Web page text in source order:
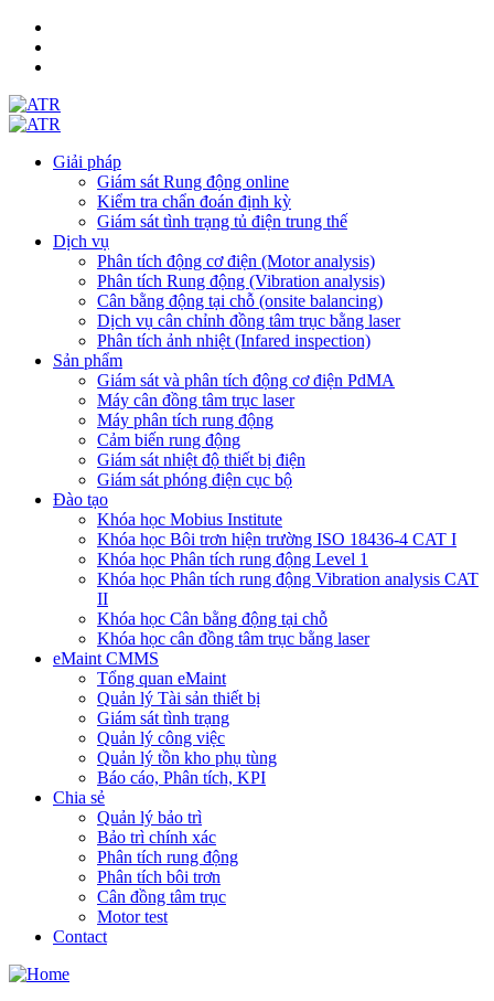
Giải pháp
Giám sát Rung động online
Kiểm tra chẩn đoán định kỳ
Giám sát tình trạng tủ điện trung thế
Dịch vụ
Phân tích động cơ điện (Motor analysis)
Phân tích Rung động (Vibration analysis)
Cân bằng động tại chỗ (onsite balancing)
Dịch vụ cân chỉnh đồng tâm trục bằng laser
Phân tích ảnh nhiệt (Infared inspection)
Sản phẩm
Giám sát và phân tích động cơ điện PdMA
Máy cân đồng tâm trục laser
Máy phân tích rung động
Cảm biến rung động
Giám sát nhiệt độ thiết bị điện
Giám sát phóng điện cục bộ
Đào tạo
Khóa học Mobius Institute
Khóa học Bôi trơn hiện trường ISO 18436-4 CAT I
Khóa học Phân tích rung động Level 1
Khóa học Phân tích rung động Vibration analysis CAT
II
Khóa học Cân bằng động tại chỗ
Khóa học cân đồng tâm trục bằng laser
eMaint CMMS
Tổng quan eMaint
Quản lý Tài sản thiết bị
Giám sát tình trạng
Quản lý công việc
Quản lý tồn kho phụ tùng
Báo cáo, Phân tích, KPI
Chia sẻ
Quản lý bảo trì
Bảo trì chính xác
Phân tích rung động
Phân tích bôi trơn
Cân đồng tâm trục
Motor test
Contact